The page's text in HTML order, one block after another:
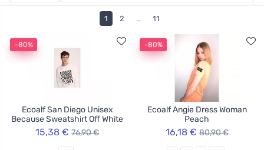
1 2 … 11
-80%
Ecoalf San Diego Unisex
Because Sweatshirt Off White
15,38 € 76,90 €
-80%
Ecoalf Angie Dress Woman
Peach
16,18 € 80,90 €